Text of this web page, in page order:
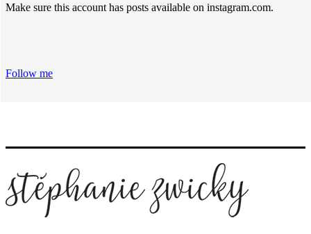
Make sure this account has posts available on instagram.com.
Follow me